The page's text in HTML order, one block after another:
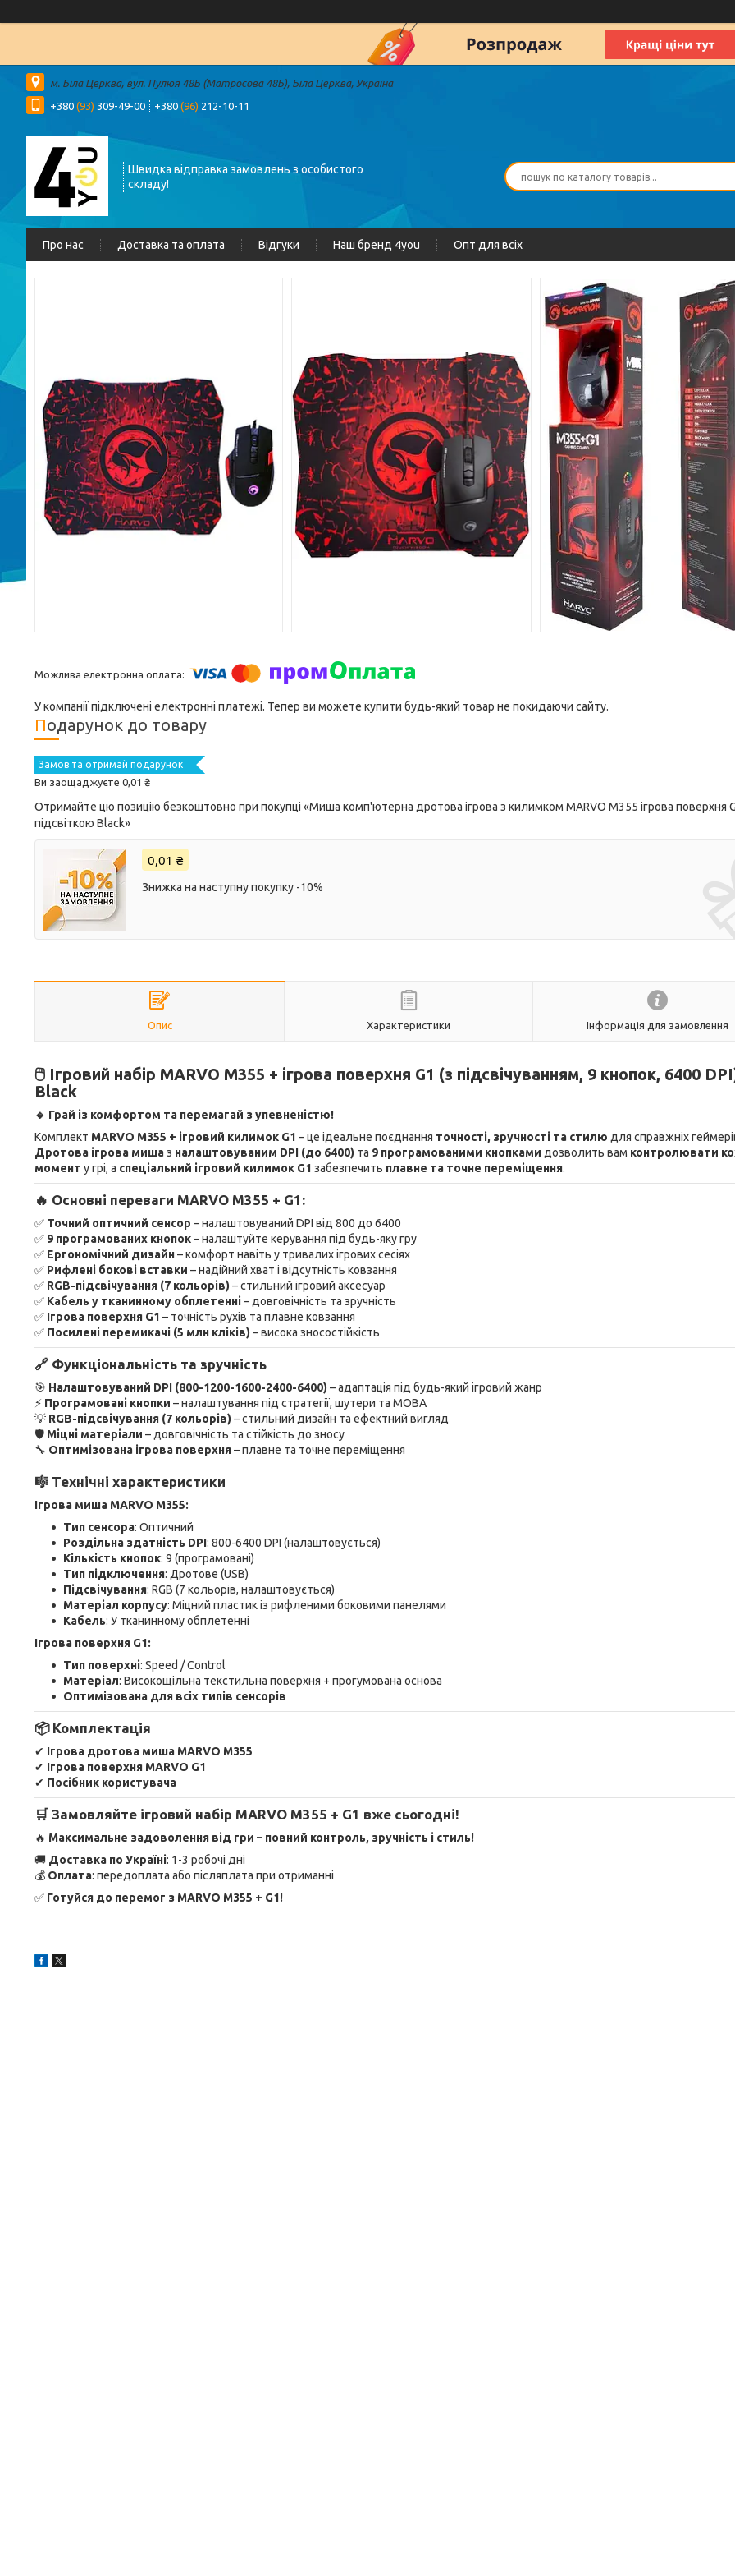
м. Біла Церква, вул. Пулюя 48Б (Матросова 48Б), Біла Церква, Україна
+380 (93) 309-49-00 +380 (96) 212-10-11
Швидка відправка замовлень з особистого
складу!
Про нас Доставка та оплата Відгуки Наш бренд 4you Опт для всіх
У компанії підключені електронні платежі. Тепер ви можете купити будь-який товар не покидаючи сайту.
Подарунок до товару
Замов та отримай подарунок
Ви заощаджуєте 0,01 ₴
Отримайте цю позицію безкоштовно при покупці «Миша комп'ютерна дротова ігрова з килимком MARVO M355 ігрова поверхня
підсвіткою Black»
0,01 ₴
Знижка на наступну покупку -10%
Опис Характеристики Інформація для замовлення
🖱️ Ігровий набір MARVO M355 + ігрова поверхня G1 (з підсвічуванням, 9 кнопок, 6400
Black
🔹 Грай із комфортом та перемагай з упевненістю!
Комплект MARVO M355 + ігровий килимок G1 – це ідеальне поєднання точності, зручності та стилю для справжніх
Дротова ігрова мишаз налаштовуваним DPI (до 6400) та 9 програмованими кнопками дозволить вам контролювати
момент у грі, а спеціальний ігровий килимок G1 забезпечить плавне та точне переміщення.
🔥 Основні переваги MARVO M355 + G1:
✅ Точний оптичний сенсор – налаштовуваний DPI від 800 до 6400
✅ 9 програмованих кнопок– налаштуйте керування під будь-яку гру
✅ Ергономічний дизайн– комфорт навіть у тривалих ігрових сесіях
✅ Рифлені бокові вставки – надійний хват і відсутність ковзання
✅ RGB-підсвічування (7 кольорів) – стильний ігровий аксесуар
✅ Кабель у тканинному обплетенні– довговічність та зручність
✅ Ігрова поверхня G1 – точність рухів та плавне ковзання
✅ Посилені перемикачі (5 млн кліків) – висока зносостійкість
🔗 Функціональність та зручність
🎯 Налаштовуваний DPI (800-1200-1600-2400-6400) – адаптація під будь-який ігровий жанр
⚡ Програмовані кнопки – налаштування під стратегії, шутери та MOBA
💡 RGB-підсвічування (7 кольорів) – стильний дизайн та ефектний вигляд
🛡️ Міцні матеріали – довговічність та стійкість до зносу
🔧 Оптимізована ігрова поверхня– плавне та точне переміщення
🎼 Технічні характеристики
Ігрова миша MARVO M355:
Тип сенсора: Оптичний
Роздільна здатність DPI: 800-6400 DPI (налаштовується)
Кількість кнопок: 9 (програмовані)
Тип підключення: Дротове (USB)
Підсвічування: RGB (7 кольорів, налаштовується)
Матеріал корпусу: Міцний пластик із рифленими боковими панелями
Кабель: У тканинному обплетенні
Ігрова поверхня G1:
Тип поверхні: Speed / Control
Матеріал: Високощільна текстильна поверхня + прогумована основа
Оптимізована для всіх типів сенсорів
📦 Комплектація
✔ Ігрова дротова миша MARVO M355
✔ Ігрова поверхня MARVO G1
✔ Посібник користувача
🛒 Замовляйте ігровий набір MARVO M355 + G1 вже сьогодні!
🔥 Максимальне задоволення від гри – повний контроль, зручність і стиль!
🚚 Доставка по Україні: 1-3 робочі дні
💰 Оплата: передоплата або післяплата при отриманні
✅ Готуйся до перемог з MARVO M355 + G1!